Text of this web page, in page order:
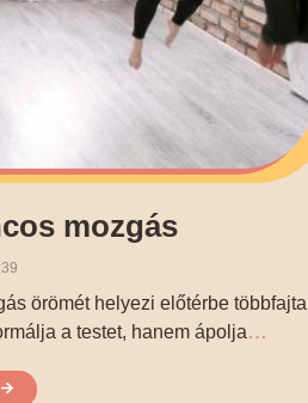
mozgás
örömét helyezi előtérbe többfajta
a testet, hanem ápolja…